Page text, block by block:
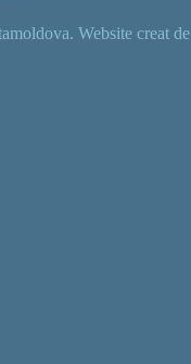
Website creat de